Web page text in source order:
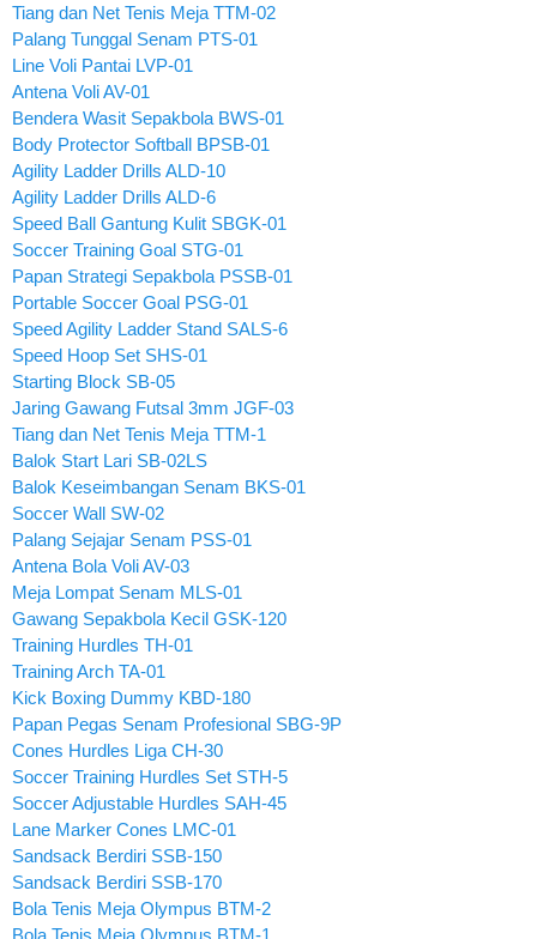
Tiang dan Net Tenis Meja TTM-02
Palang Tunggal Senam PTS-01
Line Voli Pantai LVP-01
Antena Voli AV-01
Bendera Wasit Sepakbola BWS-01
Body Protector Softball BPSB-01
Agility Ladder Drills ALD-10
Agility Ladder Drills ALD-6
Speed Ball Gantung Kulit SBGK-01
Soccer Training Goal STG-01
Papan Strategi Sepakbola PSSB-01
Portable Soccer Goal PSG-01
Speed Agility Ladder Stand SALS-6
Speed Hoop Set SHS-01
Starting Block SB-05
Jaring Gawang Futsal 3mm JGF-03
Tiang dan Net Tenis Meja TTM-1
Balok Start Lari SB-02LS
Balok Keseimbangan Senam BKS-01
Soccer Wall SW-02
Palang Sejajar Senam PSS-01
Antena Bola Voli AV-03
Meja Lompat Senam MLS-01
Gawang Sepakbola Kecil GSK-120
Training Hurdles TH-01
Training Arch TA-01
Kick Boxing Dummy KBD-180
Papan Pegas Senam Profesional SBG-9P
Cones Hurdles Liga CH-30
Soccer Training Hurdles Set STH-5
Soccer Adjustable Hurdles SAH-45
Lane Marker Cones LMC-01
Sandsack Berdiri SSB-150
Sandsack Berdiri SSB-170
Bola Tenis Meja Olympus BTM-2
Bola Tenis Meja Olympus BTM-1